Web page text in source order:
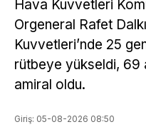
Hava Kuvvetleri
Orgeneral Rafet
Kuvvetleri’nde 25
rütbeye yükseldi, 69
amiral oldu.
Giriş: 05-08-2026 08:50